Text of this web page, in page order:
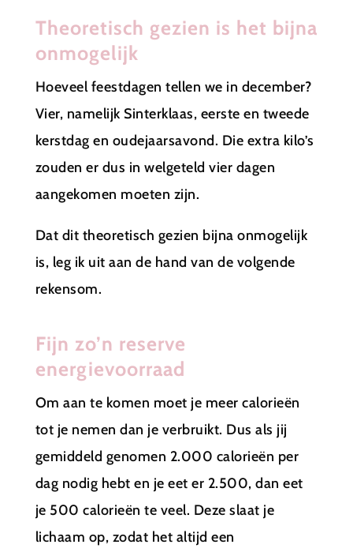
Theoretisch gezien is het bijna
onmogelijk
Hoeveel feestdagen tellen we in december?
Vier, namelijk Sinterklaas, eerste en tweede
kerstdag en oudejaarsavond. Die extra kilo’s
zouden er dus in welgeteld vier dagen
aangekomen moeten zijn.
Dat dit theoretisch gezien bijna onmogelijk
is, leg ik uit aan de hand van de volgende
rekensom.
Fijn zo’n reserve
energievoorraad
Om aan te komen moet je meer calorieën
tot je nemen dan je verbruikt. Dus als jij
gemiddeld genomen 2.000 calorieën per
dag nodig hebt en je eet er 2.500, dan eet
je 500 calorieën te veel. Deze slaat je
lichaam op, zodat het altijd een